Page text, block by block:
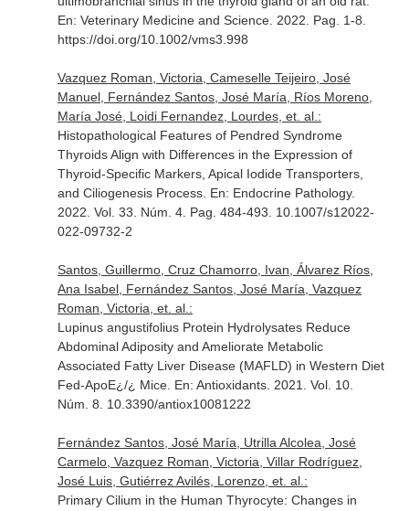
En: Veterinary Medicine and Science. 2022. Pag. 1-8.
https://doi.org/10.1002/vms3.998
Vazquez Roman, Victoria, Cameselle Teijeiro, José
Manuel, Fernández Santos, José María, Ríos Moreno,
María José, Loidi Fernandez, Lourdes, et. al.:
Histopathological Features of Pendred Syndrome
Thyroids Align with Differences in the Expression of
Thyroid-Specific Markers, Apical Iodide Transporters,
and Ciliogenesis Process. En: Endocrine Pathology.
2022. Vol. 33. Núm. 4. Pag. 484-493. 10.1007/s12022-
022-09732-2
Santos, Guillermo, Cruz Chamorro, Ivan, Álvarez Ríos,
Ana Isabel, Fernández Santos, José María, Vazquez
Roman, Victoria, et. al.:
Lupinus angustifolius Protein Hydrolysates Reduce
Abdominal Adiposity and Ameliorate Metabolic
Associated Fatty Liver Disease (MAFLD) in Western Diet
Fed-ApoE¿/¿ Mice. En: Antioxidants. 2021. Vol. 10.
Núm. 8. 10.3390/antiox10081222
Fernández Santos, José María, Utrilla Alcolea, José
Carmelo, Vazquez Roman, Victoria, Villar Rodríguez,
José Luis, Gutiérrez Avilés, Lorenzo, et. al.:
Primary Cilium in the Human Thyrocyte: Changes in